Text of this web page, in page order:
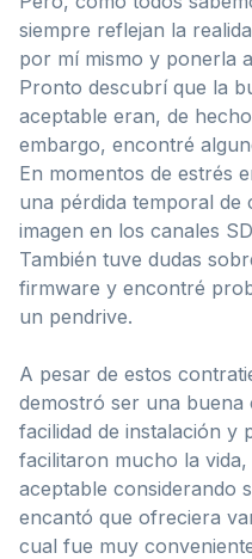
siempre reflejan la
por mí mismo y ponerla
Pronto descubrí que la
aceptable eran, de
embargo, encontré
En momentos de estrés
una pérdida temporal de
imagen en los canales
También tuve dudas
firmware y encontré
un pendrive.
A pesar de estos
demostró ser una buena
facilidad de instalación y
facilitaron mucho la
aceptable considerando
encantó que ofreciera
cual fue muy